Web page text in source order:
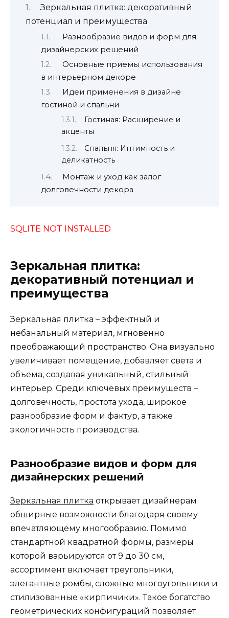
Зеркальная плитка: декоративный
потенциал и преимущества
Разнообразие видов и форм для
дизайнерских решений
Основные приемы использования
в интерьерном декоре
Идеи применения в дизайне
гостиной и спальни
Гостиная: Расширение и
акценты
Спальня: Интимность и
деликатность
Монтаж и уход как залог
долговечности декора
SQLITE NOT INSTALLED
Зеркальная плитка:
декоративный потенциал и
преимущества
Зеркальная плитка – эффектный и
небанальный материал, мгновенно
преображающий пространство. Она визуально
увеличивает помещение, добавляет света и
объема, создавая уникальный, стильный
интерьер. Среди ключевых преимуществ –
долговечность, простота ухода, широкое
разнообразие форм и фактур, а также
экологичность производства.
Разнообразие видов и форм для
дизайнерских решений
Зеркальная плитка открывает дизайнерам
обширные возможности благодаря своему
впечатляющему многообразию. Помимо
стандартной квадратной формы, размеры
которой варьируются от 9 до 30 см,
ассортимент включает треугольники,
элегантные ромбы, сложные многоугольники и
стилизованные «кирпичики». Такое богатство
геометрических конфигураций позволяет